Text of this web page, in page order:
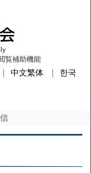
覧補助機能
中文繁体
한국